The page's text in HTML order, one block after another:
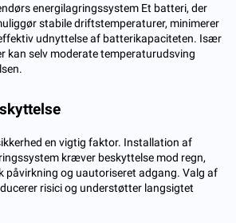
energilagringssystem Et batteri, der
stabile driftstemperaturer, minimerer
udnyttelse af batterikapaciteten. Især
kan selv moderate temperaturudsving
en vigtig faktor. Installation af
kræver beskyttelse mod regn,
påvirkning og uautoriseret adgang. Valg af
risici og understøtter langsigtet